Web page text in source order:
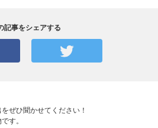
記事をシェアする
ぜひ聞かせてください！
す。